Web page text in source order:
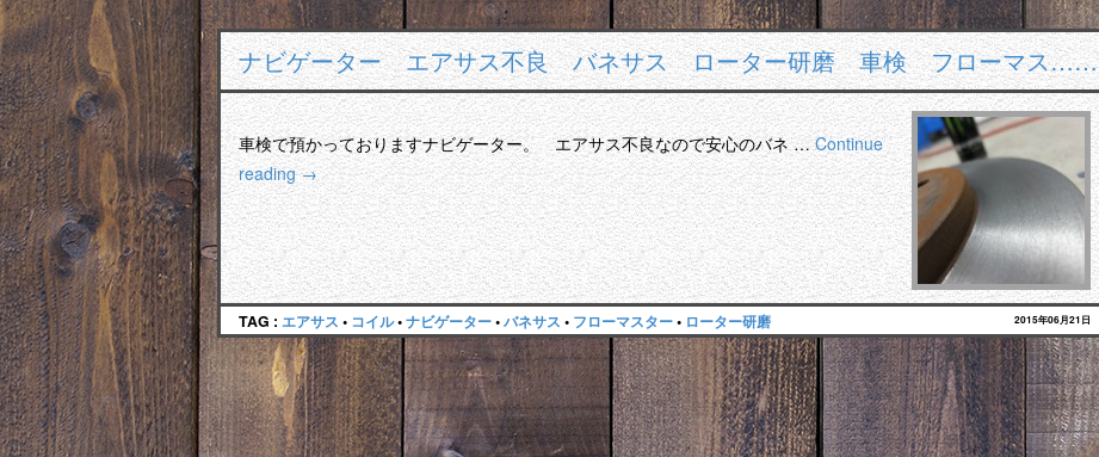
ナビゲーター エアサス不良 バネサス ローター研磨 車検 フローマス……
車検で預かっておりますナビゲーター。 エアサス不良なので安心のバネ …Continue
reading→
TAG : エアサス • コイル•ナビゲーター•バネサス • フローマスター• ローター研磨 2015年06月21日